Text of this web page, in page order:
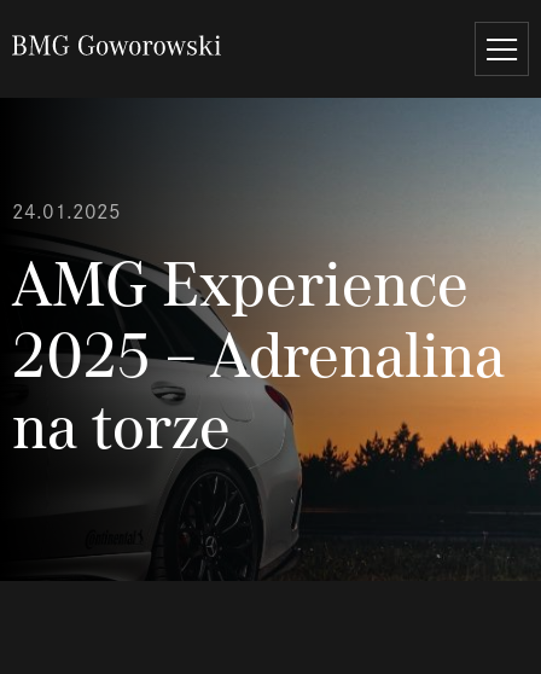
24.01.2025
AMG Experience
2025 – Adrenalina
na torze